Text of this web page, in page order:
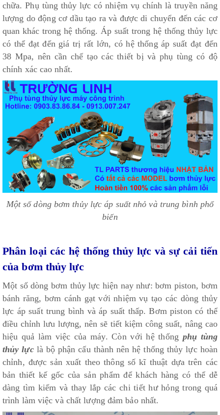
chữa. Phụ tùng thủy lực có nhiệm vụ chính là truyền năng
lượng do động cơ dầu tạo ra và được di chuyển đến các cơ
quan khác trong hệ thống. Áp suất trong hệ thống thủy lực
có thể đạt đến giá trị rất lớn, có hệ thống áp suất đạt đến
38 Mpa, nên cần chế tạo các thiết bị và phụ tùng có độ
chính xác cao nhất.
Một số dòng bơm thủy lực áp suất nhỏ và trung bình phổ
biến
Phân loại các hệ thống thủy lực và sự cải tiến
của bơm thủy lực
Một số dòng bơm thủy lực hiện nay như: bơm piston, bơm
bánh răng, bơm cánh gạt với nhiệm vụ tạo các dòng thủy
lực áp suất trung bình và áp suất thấp. Bơm piston có thể
điều chỉnh lưu lượng, nên sẽ tiết kiệm công suất, nâng cao
hiệu quả làm việc của máy. Còn với hệ thống phụ tùng
thủy lựclà bộ phận cấu thành nên hệ thống thủy lực hoàn
chỉnh, được sản xuất theo thông số kĩ thuật dựa trên các
bản thiết kế gốc của sản phẩm để khách hàng có thể dễ
dàng tìm kiếm và thay lắp các chi tiết hư hỏng trong quá
trình làm việc và chất lượng đảm bảo nhất.